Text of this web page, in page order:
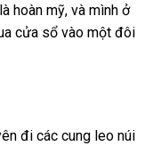
hoàn mỹ, và mình ở
cửa sổ vào một đôi
đi các cung leo núi